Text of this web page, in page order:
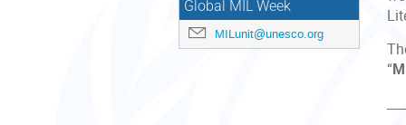
Global MIL Week
MILunit@unesco.org
“